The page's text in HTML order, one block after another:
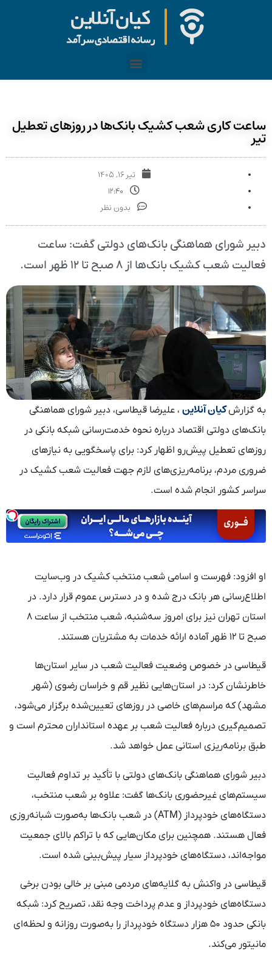
ساعت کاری شعب کشیک بانک‌ها در روزهای تعطیل
تیر
تیر ۱۶, ۱۴۰۵
۱۲:۴۰
بدون نظر
دبیر شورای هماهنگی بانک‌های دولتی گفت: ساعت
فعالیت شعب کشیک بانک‌ها از ۸ صبح تا ۱۲ ظهر است.
به گزارشکیان آنلاین ، علیرضا قیطاسی، دبیر شورای هماهنگی
بانک‌های دولتی اقتصاد درباره نحوه خدمت‌رسانی شبکه بانکی در
روز‌های تعطیل پیش‌رو اظهار کرد: برای پاسخگویی به نیاز‌های
ضروری مردم، برنامه‌ریزی‌های لازم جهت فعالیت شعب کشیک در
سراسر کشور انجام شده است.
او افزود: فهرست و اسامی شعب منتخب کشیک در وب‌سایت
اطلاع‌رسانی هر بانک درج شده و در دسترس عموم قرار دارد. در
استان تهران نیز برای امروز سه‌شنبه، شعب منتخب از ساعت ۸
صبح تا ۱۲ ظهر آماده ارائه خدمات به مشتریان هستند.
قیطاسی در خصوص وضعیت فعالیت شعب در سایر استان‌ها
خاطرنشان کرد: در استان‌هایی نظیر قم و خراسان رضوی (شهر
مشهد) که مراسم‌های خاصی در روز‌های تعیین‌شده برگزار می‌شود،
تصمیم‌گیری درباره فعالیت شعب بر عهده استانداران محترم است و
طبق برنامه‌ریزی استانی عمل خواهد شد.
دبیر شورای هماهنگی بانک‌های دولتی با تأکید بر تداوم فعالیت
سیستم‌های غیرحضوری بانک‌ها گفت: علاوه بر شعب منتخب،
دستگاه‌های خودپرداز (ATM) در شعب بانک‌ها به‌صورت شبانه‌روزی
فعال هستند. همچنین برای مکان‌هایی که با تراکم بالای جمعیت
مواجه‌اند، دستگاه‌های خودپرداز سیار پیش‌بینی شده است.
قیطاسی در واکنش به گلایه‌های مردمی مبنی بر خالی بودن برخی
دستگاه‌های خودپرداز و عدم پرداخت وجه نقد، تصریح کرد: شبکه
بانکی حدود ۵۰ هزار دستگاه خودپرداز را به‌صورت روزانه و لحظه‌ای
مانیتور می‌کند.